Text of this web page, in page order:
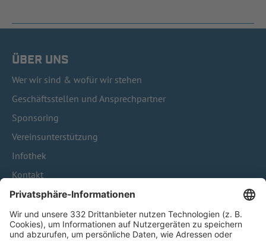
ÜBER UNS
Wer wir sind & wofür wir stehen
Geschäftsstellen und Ansprechpartner
Sponsoring
Vereinsunterstützung
Infothek
Kontakt
HÄUFIG BESUCHTE SEITEN
Pässe und Vereinswechsel